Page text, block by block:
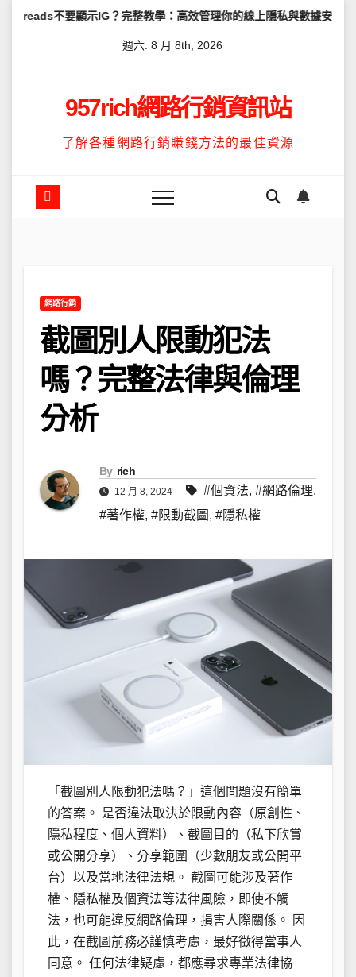
顯示IG？完整教學：高效管理你的線上隱私與數據安全 怎麼
週六. 8 月 8th, 2026
957rich網路行銷資訊站
了解各種網路行銷賺錢方法的最佳資源
網路行銷
截圖別人限動犯法
嗎？完整法律與倫理
分析
By rich
12 月 8, 2024 #個資法, #網路倫理,
#著作權, #限動截圖 , #隱私權
「截圖別人限動犯法嗎？」這個問題沒有簡單
的答案。 是否違法取決於限動內容（原創性、
隱私程度、個人資料）、截圖目的（私下欣賞
或公開分享）、分享範圍（少數朋友或公開平
台）以及當地法律法規。 截圖可能涉及著作
權、隱私權及個資法等法律風險，即使不觸
法，也可能違反網路倫理，損害人際關係。 因
此，在截圖前務必謹慎考慮，最好徵得當事人
同意。 任何法律疑慮，都應尋求專業法律協